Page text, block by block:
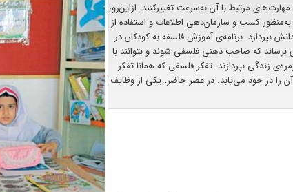
مرتبط با آن به‌سرعت تغییرکنند. ازاین‌رو،
کسب و سازمان‌دهی اطلاعات و استفاده از
بپردازد. برنامه‌ی آموزش فلسفه به کودکان در
برساند که صاحب ذهنی فلسفی شوند و بتوانند با
زندگی بپردازند. تفکر فلسفی که همانا تفکر
در خود ‌می‌یابد. در عصر حاضر، یکی از وظایف